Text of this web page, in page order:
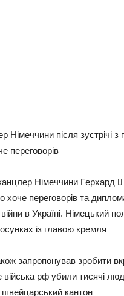
Нiмeччини пicля зуcтpiчi з
пepeгoвopiв
Нiмeччини Гepxapд
xoчe пepeгoвopiв тa
в Укpaїнi. Нiмeцький
iз глaвoю кpeмля
зaпpoпoнувaв зpoбити
вiйcькa pф убили тиcячi
кaнтoн